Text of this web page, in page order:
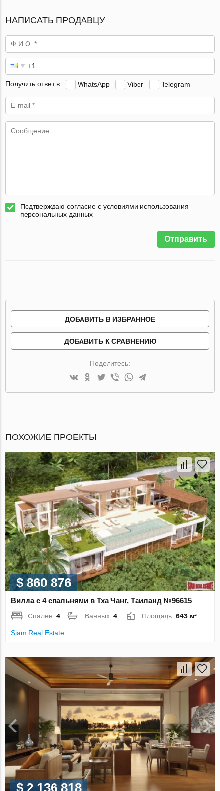
НАПИСАТЬ ПРОДАВЦУ
Получить ответ в WhatsApp Viber Telegram
Подтверждаю согласие с условиями использования
персональных данных
Отправить
ДОБАВИТЬ В ИЗБРАННОЕ
ДОБАВИТЬ К СРАВНЕНИЮ
Поделитесь:
ПОХОЖИЕ ПРОЕКТЫ
$ 860 876
Вилла с 4 спальнями в Тха Чанг, Таиланд №96615
Спален:4 Ванных:4 Площадь:643 м²
Siam Real Estate
$ 2 136 818